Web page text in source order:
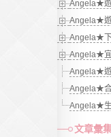
Angela★
Angela★
Angela★
Angela★
Angela★
Angela★
Angela★
文章彙